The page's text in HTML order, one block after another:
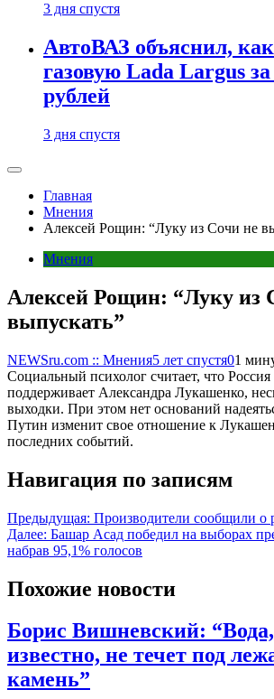
3 дня спустя
АвтоВАЗ объяснил,
газовую Lada Largus
рублей
3 дня спустя
Главная
Мнения
Алексей Рощин: “Луку из Сочи не
Мнения
Алексей Рощин: “Луку из
выпускать”
NEWSru.com :: Мнения5 лет спустя01
Социальный психолог считает, что
поддерживает Александра Лукашенко,
выходки. При этом нет оснований
Путин изменит свое отношение к
последних событий.
Навигация по записям
Предыдущая: Производители сообщили о
Далее: Башар Асад победил на выборах
набрав 95,1% голосов
Похожие новости
Борис Вишневский:
известно, не течет под
камень”